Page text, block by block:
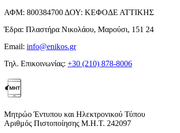
ΑΦΜ: 800384700 ΔΟΥ: ΚΕΦΟΔΕ ΑΤΤΙΚΗΣ
Έδρα: Πλαστήρα Νικολάου, Μαρούσι, 151 24
Email: info@enikos.gr
Τηλ. Επικοινωνίας: +30 (210) 878-8006
Μητρώο Έντυπου και Ηλεκτρονικού Τύπου
Αριθμός Πιστοποίησης Μ.Η.Τ. 242097